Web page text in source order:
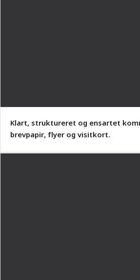
Klart, struktureret og ensartet
brevpapir, flyer og visitkort.